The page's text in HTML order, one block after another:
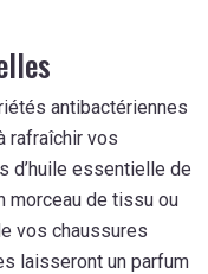
antibactériennes
rafraîchir vos
d’huile essentielle de
morceau de tissu ou
vos chaussures
laisseront un parfum